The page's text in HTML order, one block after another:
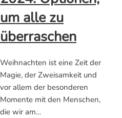
um alle zu
überraschen
Weihnachten ist eine Zeit der
Magie, der Zweisamkeit und
vor allem der besonderen
Momente mit den Menschen,
die wir am…